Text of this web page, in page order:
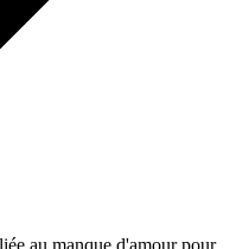
au manque d'amour pour